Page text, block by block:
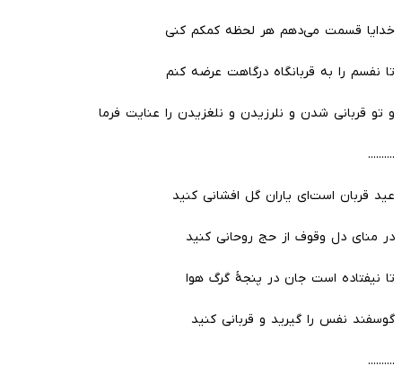
خدایا قسمت می‌دهم هر لحظه کمکم کنی
تا نفسم را به قربانگاه درگاهت عرضه کنم
و تو قربانی شدن و نلرزیدن و نلغزیدن را عنایت فرما
..........
عید قربان است‌ای یاران گل افشانی کنید
در منای دل وقوف از حج روحانی کنید
تا نیفتاده است جان در پنجۀ گرگ هوا
گوسفند نفس را گیرید و قربانی کنید
..........